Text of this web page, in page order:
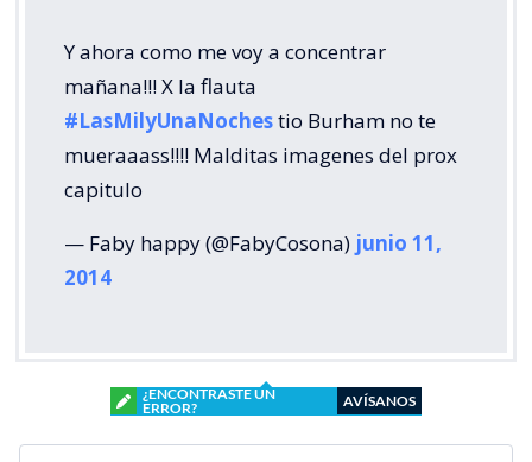
Y ahora como me voy a concentrar
mañana!!! X la flauta
#LasMilyUnaNochestio Burham no te
mueraaass!!!! Malditas imagenes del prox
capitulo
— Faby happy (@FabyCosona) junio 11,
2014
¿ENCONTRASTE UN
ERROR?
AVÍSANOS